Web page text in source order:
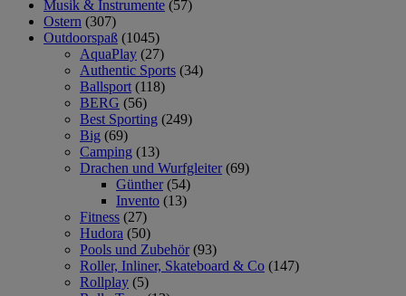
Musik & Instrumente (57)
Ostern (307)
Outdoorspaß (1045)
AquaPlay (27)
Authentic Sports (34)
Ballsport (118)
BERG (56)
Best Sporting (249)
Big (69)
Camping (13)
Drachen und Wurfgleiter (69)
Günther (54)
Invento (13)
Fitness (27)
Hudora (50)
Pools und Zubehör (93)
Roller, Inliner, Skateboard & Co (147)
Rollplay (5)